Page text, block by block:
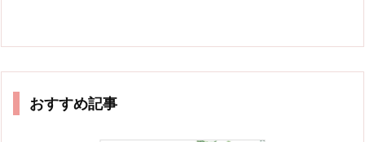
おすすめ記事